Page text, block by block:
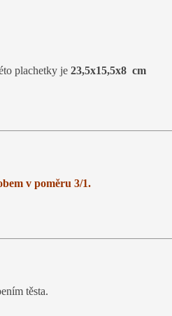
plachetky je 23,5x15,5x8 cm
v poměru 3/1.
těsta.